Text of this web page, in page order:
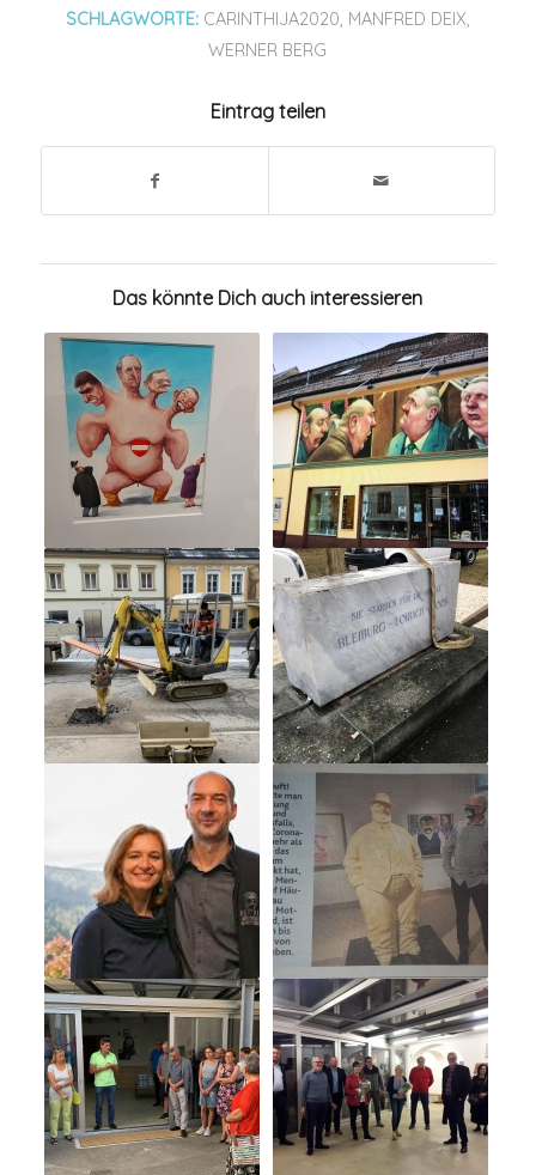
SCHLAGWORTE: CARINTHIJA2020, MANFRED DEIX,
WERNER BERG
Eintrag teilen
Das könnte Dich auch interessieren